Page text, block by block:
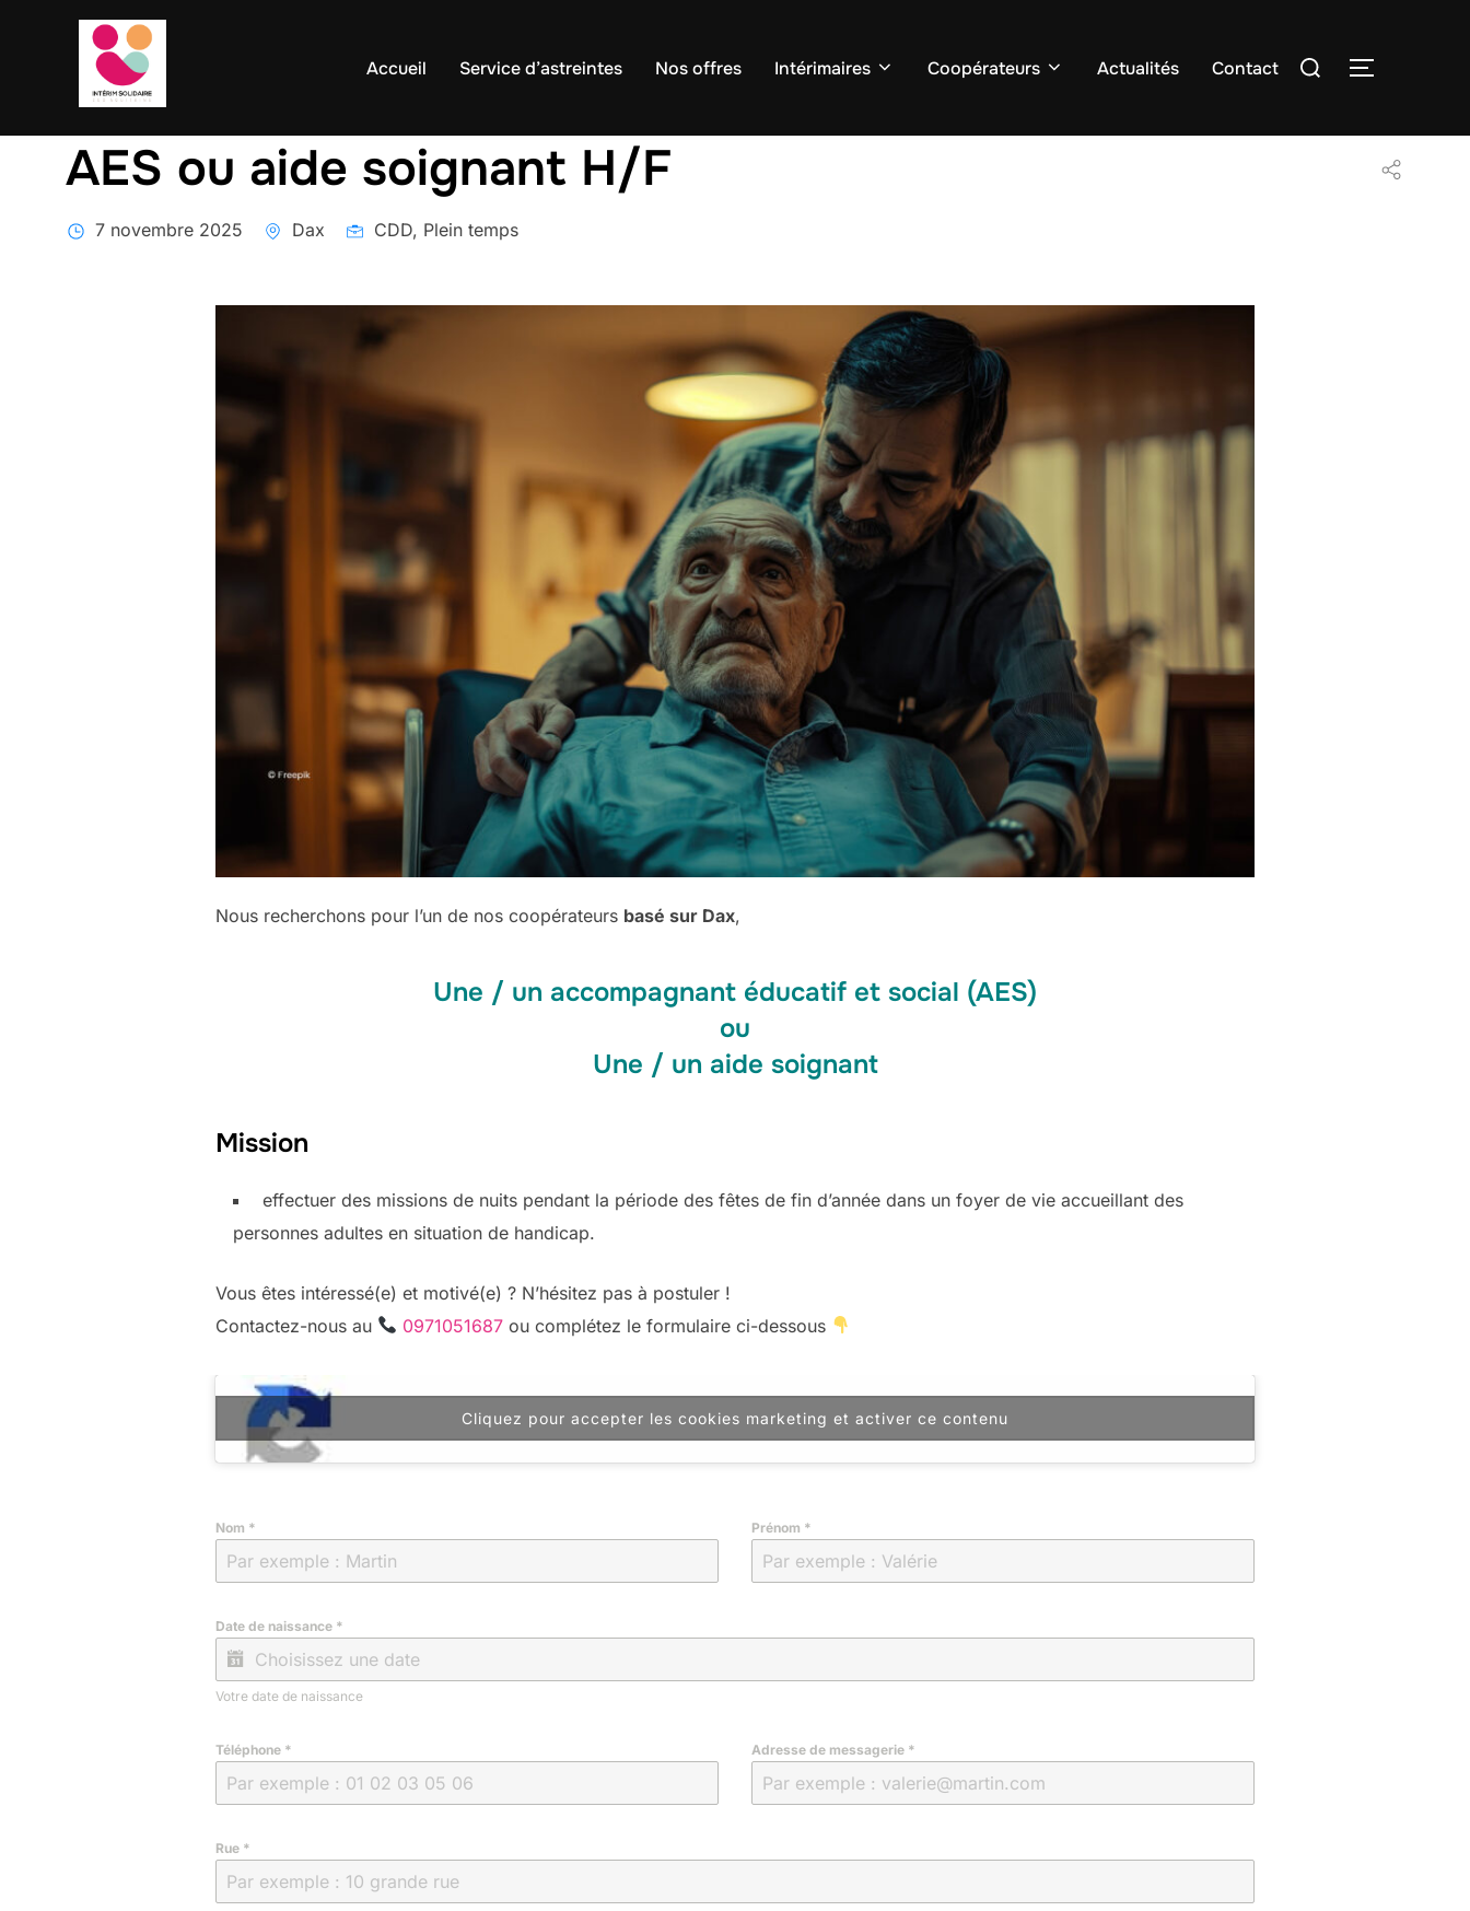
Accueil Service d’astreintes Nos offres Intérimaires Coopérateurs Actualités Contact
Rechercher :
AES ou aide soignant H/F
7 novembre 2025 Dax CDD, Plein temps
Nous recherchons pour l’un de nos coopérateurs basé sur Dax,
Une / un accompagnant éducatif et social (AES)
ou
Une / un aide soignant
Mission
effectuer des missions de nuits pendant la période des fêtes de fin d’année dans un foyer de vie accueillant des
personnes adultes en situation de handicap.
Vous êtes intéressé(e) et motivé(e) ? N’hésitez pas à postuler !
Contactez-nous au
0971051687 ou complétez le formulaire ci-dessous
Cliquez pour accepter les cookies marketing et activer ce contenu
Nom * Prénom *
Date de naissance *
Votre date de naissance
Téléphone * Adresse de messagerie *
Rue *